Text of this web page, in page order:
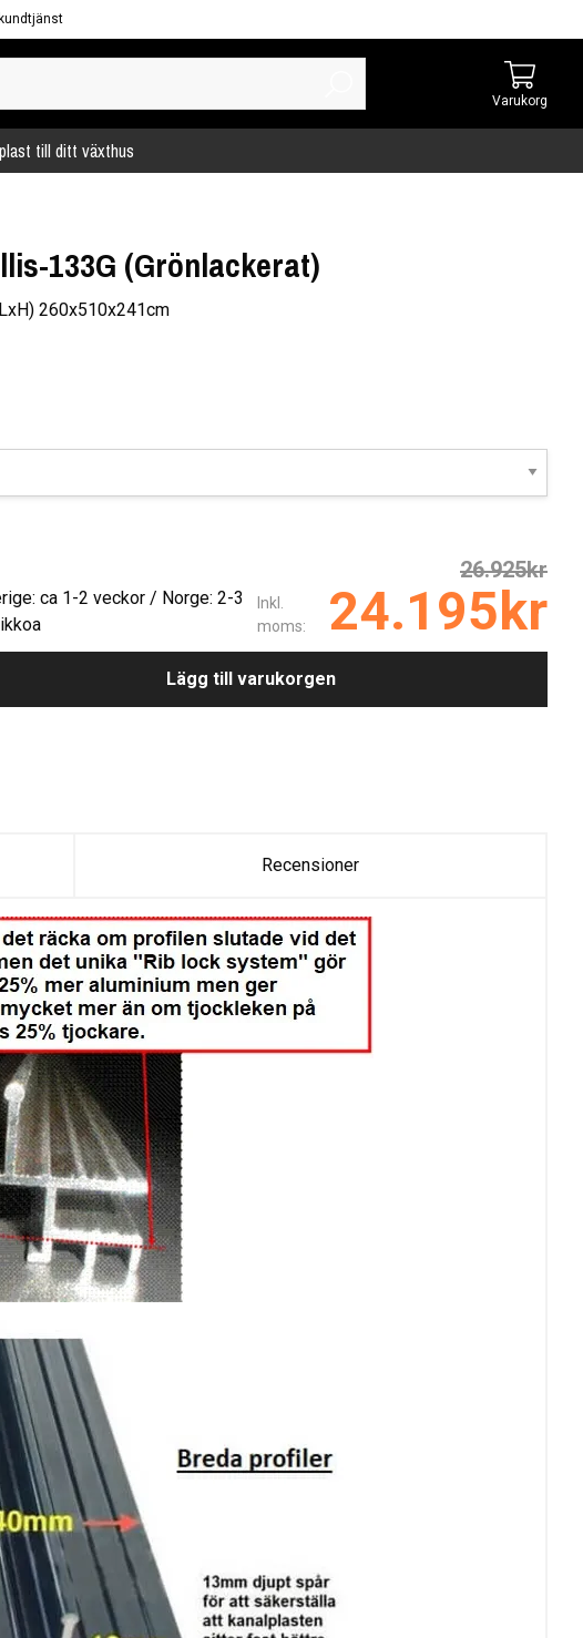
Varukorg
till ditt växthus
133G (Grönlackerat)
260x510x241cm
ca 1-2 veckor / Norge: 2-3
Inkl.
moms:
26.925kr
24.195kr
Lägg till varukorgen
Recensioner